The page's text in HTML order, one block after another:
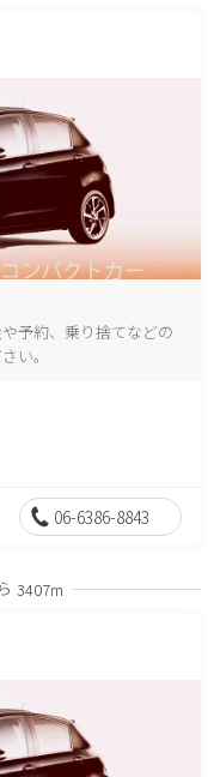
予約、乗り捨てなどの
い。
06-6386-8843
3407m